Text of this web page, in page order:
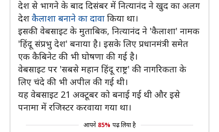
देश से भागने के बाद दिसंबर में नित्यानंद ने खुद का अलग
देश कैलाशा बनाने का दावा किया था।
इसकी वेबसाइट के मुताबिक, नित्यानंद ने 'कैलाशा' नामक
'हिंदू संप्रभु देश' बनाया है। इसके लिए प्रधानमंत्री समेत
एक कैबिनेट की भी घोषणा की गई है।
वेबसाइट पर 'सबसे महान हिंदू राष्ट्र' की नागरिकता के
लिए चंदे की भी अपील की गई थी।
यह वेबसाइट 21 अक्टूबर को बनाई गई थी और इसे
पनामा में रजिस्टर करवाया गया था।
आपने 85% पढ़ लिया है